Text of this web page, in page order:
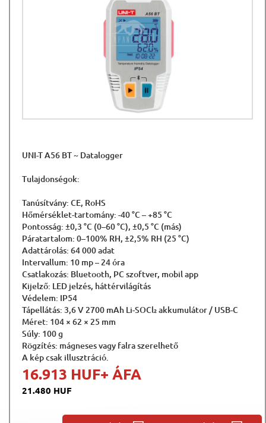
UNI-T A56 BT ~ Datalogger
Tulajdonségok:
Tanúsítvány: CE, RoHS
Hőmérséklet-tartomány: -40 °C – +85 °C
Pontosság: ±0,3 °C (0–60 °C), ±0,5 °C (más)
Páratartalom: 0–100% RH, ±2,5% RH (25 °C)
Adattárolás: 64 000 adat
Intervallum: 10 mp – 24 óra
Csatlakozás: Bluetooth, PC szoftver, mobil app
Kijelző: LED jelzés, háttérvilágítás
Védelem: IP54
Tápellátás: 3,6 V 2700 mAh Li-SOCl₂ akkumulátor / USB-C
Méret: 104 × 62 × 25 mm
Súly: 100 g
Rögzítés: mágneses vagy falra szerelhető
A kép csak illusztráció.
16.913 HUF+ ÁFA
21.480 HUF